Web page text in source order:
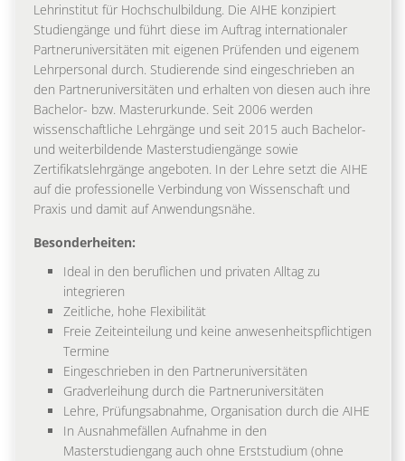
Lehrinstitut für Hochschulbildung. Die AIHE konzipiert
Studiengänge und führt diese im Auftrag internationaler
Partneruniversitäten mit eigenen Prüfenden und eigenem
Lehrpersonal durch. Studierende sind eingeschrieben an
den Partneruniversitäten und erhalten von diesen auch ihre
Bachelor- bzw. Masterurkunde. Seit 2006 werden
wissenschaftliche Lehrgänge und seit 2015 auch Bachelor-
und weiterbildende Masterstudiengänge sowie
Zertifikatslehrgänge angeboten. In der Lehre setzt die AIHE
auf die professionelle Verbindung von Wissenschaft und
Praxis und damit auf Anwendungsnähe.
Besonderheiten:
Ideal in den beruflichen und privaten Alltag zu
integrieren
Zeitliche, hohe Flexibilität
Freie Zeiteinteilung und keine anwesenheitspflichtigen
Termine
Eingeschrieben in den Partneruniversitäten
Gradverleihung durch die Partneruniversitäten
Lehre, Prüfungsabnahme, Organisation durch die AIHE
In Ausnahmefällen Aufnahme in den
Masterstudiengang auch ohne Erststudium (ohne